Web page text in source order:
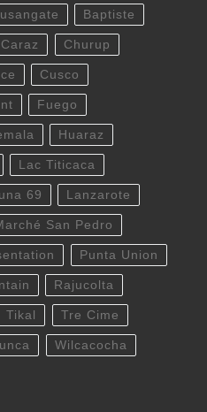
Baptiste
Caraz Churup
Cusco
Fuego
Huaraz
Lac Titicaca
69 Lanzarote
San Pedro
Punta Union
Rajucolta
Tikal Tre Cime
Wilcacocha